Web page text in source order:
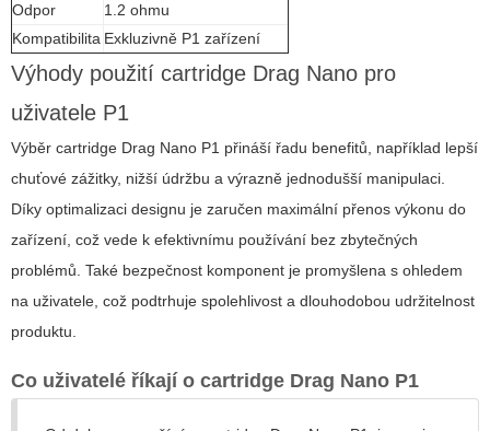
Odpor
1.2 ohmu
Kompatibilita Exkluzivně P1 zařízení
Výhody použití cartridge Drag Nano pro
uživatele P1
Výběr cartridge Drag Nano P1 přináší řadu benefitů, například lepší
chuťové zážitky, nižší údržbu a výrazně jednodušší manipulaci.
Díky optimalizaci designu je zaručen maximální přenos výkonu do
zařízení, což vede k efektivnímu používání bez zbytečných
problémů. Také bezpečnost komponent je promyšlena s ohledem
na uživatele, což podtrhuje spolehlivost a dlouhodobou udržitelnost
produktu.
Co uživatelé říkají o cartridge Drag Nano P1